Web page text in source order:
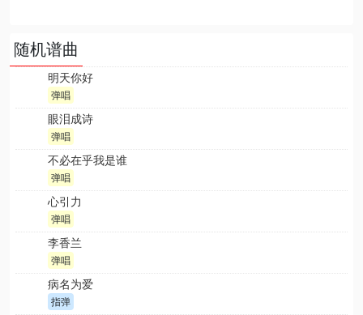
随机谱曲
明天你好
弹唱
眼泪成诗
弹唱
不必在乎我是谁
弹唱
心引力
弹唱
李香兰
弹唱
病名为爱
指弹